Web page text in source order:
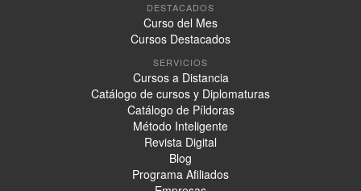
DESTACADOS
Curso del Mes
Cursos Destacados
SERVICIOS
Cursos a Distancia
Catálogo de cursos y Diplomaturas
Catálogo de Píldoras
Método Inteligente
Revista Digital
Blog
Programa Afiliados